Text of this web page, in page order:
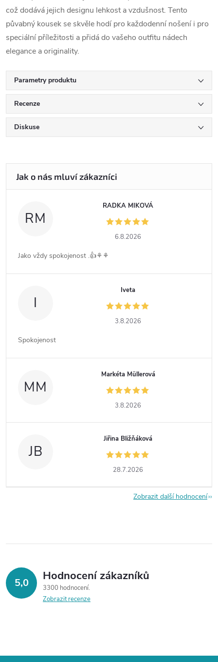
což dodává jejich designu lehkost a vzdušnost. Tento
půvabný kousek se skvěle hodí pro každodenní nošení i pro
speciální příležitosti a přidá do vašeho outfitu nádech
elegance a originality.
Parametry produktu
Recenze
Diskuse
RM
RADKA MIKOVÁ
6.8.2026
Jako vždy spokojenost .👍⚘️⚘️
I
Iveta
3.8.2026
Spokojenost
MM
Markéta Müllerová
3.8.2026
JB
Jiřina Bližňáková
28.7.2026
Zobrazit další hodnocení
5,0 Hodnocení zákazníků
3300 hodnocení
Zobrazit recenze